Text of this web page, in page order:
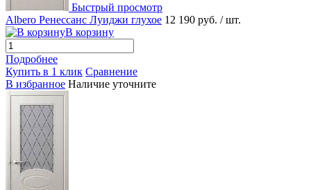
Быстрый просмотр
Albero Ренессанс Луиджи глухое 12 190 руб. / шт.
В корзину
Подробнее
Купить в 1 клик Сравнение
В избранное Наличие уточните